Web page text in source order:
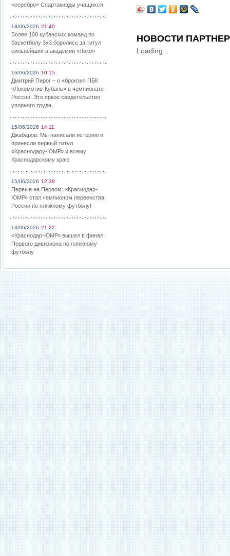
«серебро» Спартакиады учащихся
18/06/2026 21:40
Более 100 кубанских команд по
баскетболу 3х3 боролись за титул
сильнейших в академии «Локо»
16/06/2026 10:15
Дмитрий Пирог – о «бронзе» ПБК
«Локомотив-Кубань» в чемпионате
России: Это яркое свидетельство
упорного труда
15/06/2026 14:11
Джабаров: Мы написали историю и
принесли первый титул
«Краснодару-ЮМР» и всему
Краснодарскому краю
15/06/2026 12:39
Первые на Первом: «Краснодар-
ЮМР» стал чемпионом первенства
России по пляжному футболу!
13/06/2026 21:22
«Краснодар-ЮМР» вышел в финал
Первого дивизиона по пляжному
футболу
НОВОСТИ
Loading...